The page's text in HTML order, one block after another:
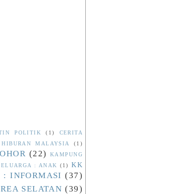
POLITIK (1)
CERITA
HIBURAN MALAYSIA (1)
(22)
KAMPUNG
: ANAK (1)
KK
: INFORMASI (37)
SELATAN (39)